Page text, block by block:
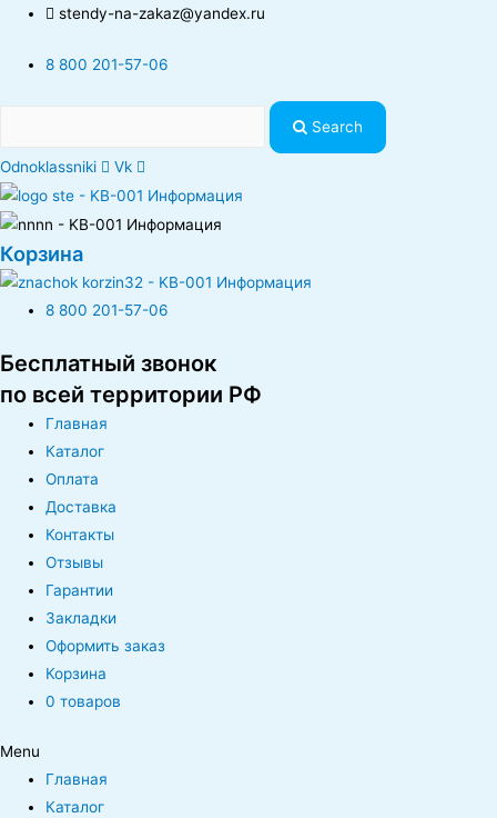
stendy-na-zakaz@yandex.ru
8 800 201-57-06
Search
Odnoklassniki Vk
Корзина
8 800 201-57-06
Бесплатный звонок
по всей территории РФ
Главная
Каталог
Оплата
Доставка
Контакты
Отзывы
Гарантии
Закладки
Оформить заказ
Корзина
0 товаров
Menu
Главная
Каталог